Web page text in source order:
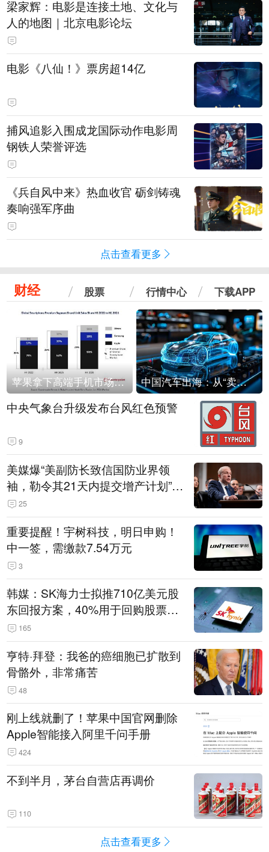
梁家辉：电影是连接土地、文化与
人的地图｜北京电影论坛
电影《八仙！》票房超14亿
捕风追影入围成龙国际动作电影周
钢铁人荣誉评选
《兵自风中来》热血收官 砺剑铸魂
奏响强军序曲
点击查看更多
财经 股票 行情中心 下载APP
苹果拿下高端手机市场65%的份额：iPhone 17系列功不可没 中国汽车出海：从“卖出去”到“走进去”
中央气象台升级发布台风红色预警
9
美媒爆“美副防长致信国防业界领
袖，勒令其21天内提交增产计划”，
五角大楼回应
25
重要提醒！宇树科技，明日申购！
中一签，需缴款7.54万元
3
韩媒：SK海力士拟推710亿美元股
东回报方案，40%用于回购股票，
相当于美股发行规模
165
亨特·拜登：我爸的癌细胞已扩散到
骨骼外，非常痛苦
48
刚上线就删了！苹果中国官网删除
Apple智能接入阿里千问手册
424
不到半月，茅台自营店再调价
110
点击查看更多